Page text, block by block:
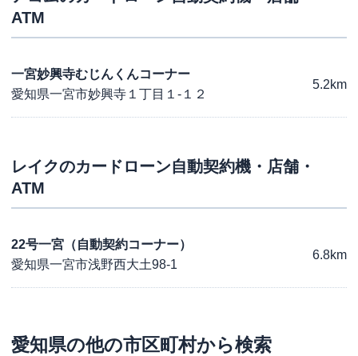
ATM
一宮妙興寺むじんくんコーナー
愛知県一宮市妙興寺１丁目１-１２
5.2km
レイクのカードローン自動契約機・店舗・
ATM
22号一宮（自動契約コーナー）
愛知県一宮市浅野西大土98-1
6.8km
愛知県の他の市区町村から検索